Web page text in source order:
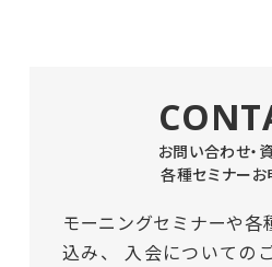
お問い合わせ・
各種セミナーお
モーニングセミナーや各
込み、
入会についての